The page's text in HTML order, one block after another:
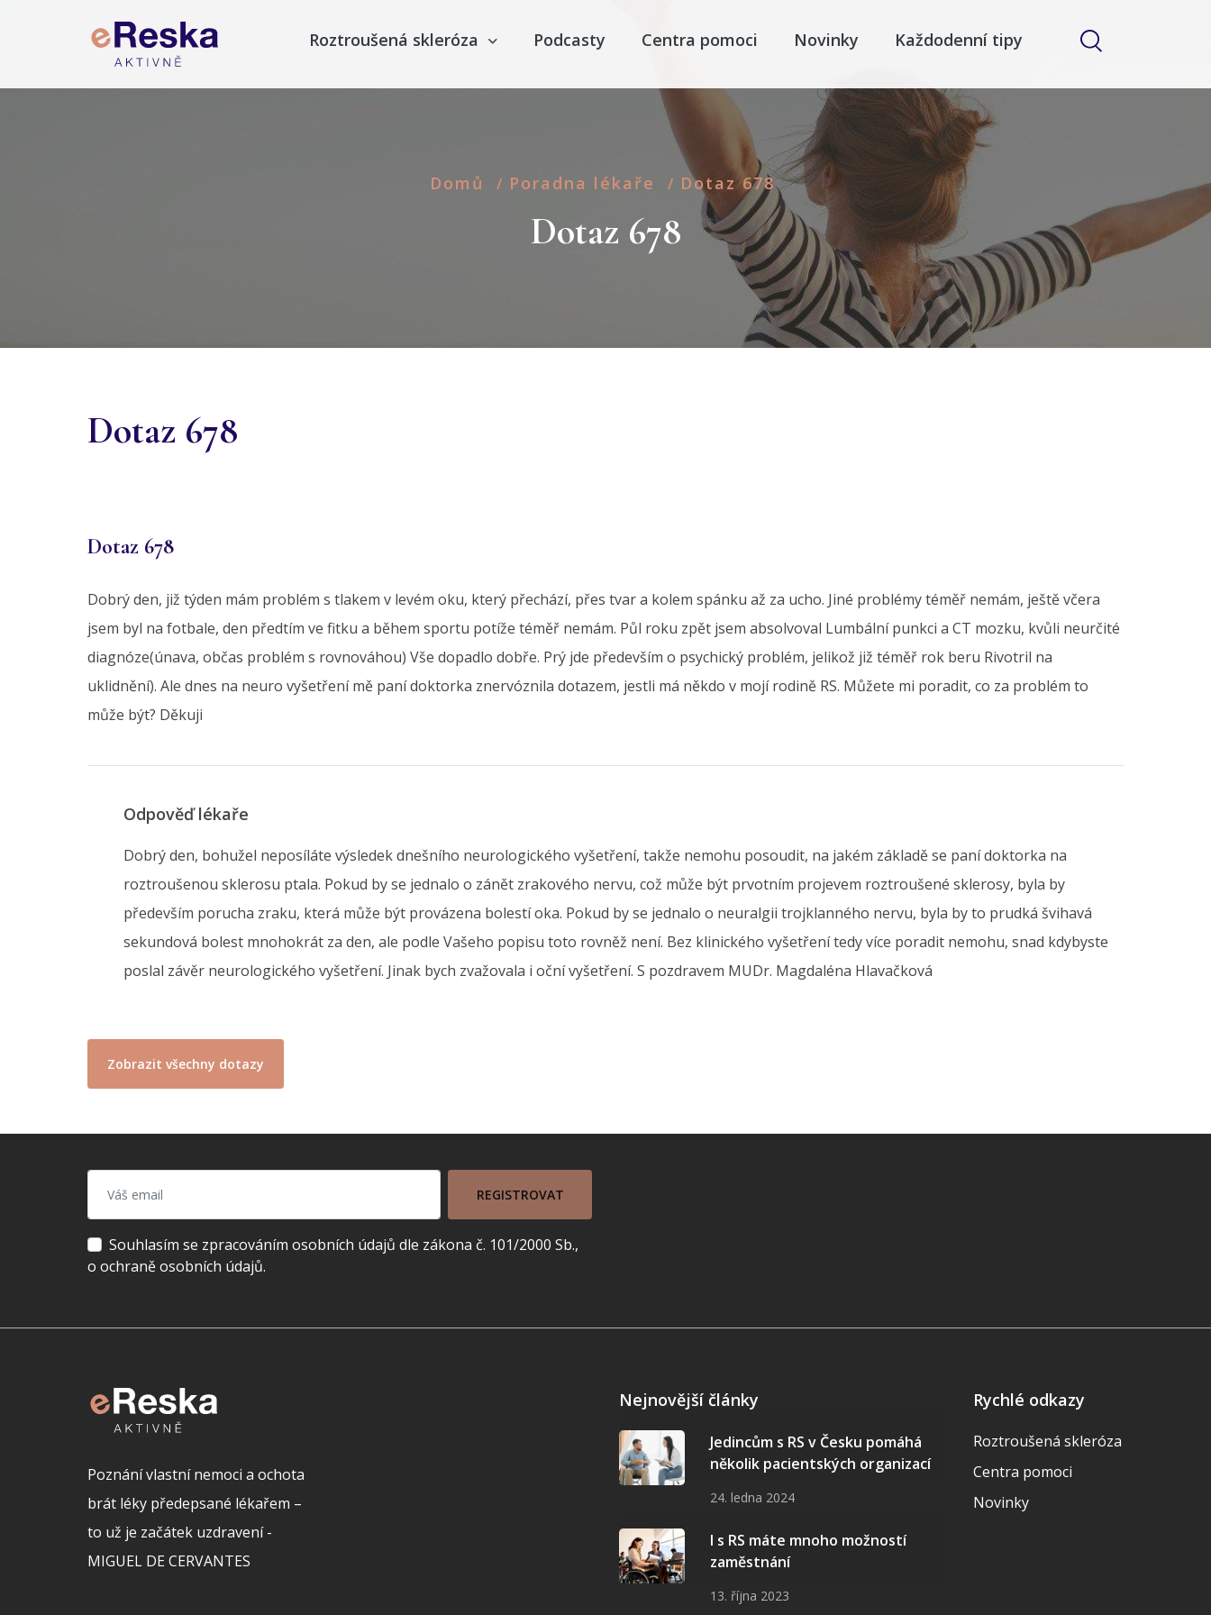
Roztroušená skleróza Podcasty Centra pomoci Novinky Každodenní tipy
Domů / Poradna lékaře / Dotaz 678
Dotaz 678
Dotaz 678
Dotaz 678
Dobrý den, již týden mám problém s tlakem v levém oku, který přechází, přes tvar a kolem spánku až za ucho. Jiné problémy téměř nemám, ještě včera
jsem byl na fotbale, den předtím ve fitku a během sportu potíže téměř nemám. Půl roku zpět jsem absolvoval Lumbální punkci a CT mozku, kvůli neurčité
diagnóze(únava, občas problém s rovnováhou) Vše dopadlo dobře. Prý jde především o psychický problém, jelikož již téměř rok beru Rivotril na
uklidnění). Ale dnes na neuro vyšetření mě paní doktorka znervóznila dotazem, jestli má někdo v mojí rodině RS. Můžete mi poradit, co za problém to
může být? Děkuji
Odpověď lékaře
Dobrý den, bohužel neposíláte výsledek dnešního neurologického vyšetření, takže nemohu posoudit, na jakém základě se paní doktorka na
roztroušenou sklerosu ptala. Pokud by se jednalo o zánět zrakového nervu, což může být prvotním projevem roztroušené sklerosy, byla by
především porucha zraku, která může být provázena bolestí oka. Pokud by se jednalo o neuralgii trojklanného nervu, byla by to prudká švihavá
sekundová bolest mnohokrát za den, ale podle Vašeho popisu toto rovněž není. Bez klinického vyšetření tedy více poradit nemohu, snad kdybyste
poslal závěr neurologického vyšetření. Jinak bych zvažovala i oční vyšetření. S pozdravem MUDr. Magdaléna Hlavačková
Zobrazit všechny dotazy
REGISTROVAT
Souhlasím se zpracováním osobních údajů dle zákona č. 101/2000 Sb.,
o ochraně osobních údajů.
Poznání vlastní nemoci a ochota
brát léky předepsané lékařem –
to už je začátek uzdravení -
MIGUEL DE CERVANTES
Nejnovější články
Jedincům s RS v Česku pomáhá
několik pacientských organizací
24. ledna 2024
I s RS máte mnoho možností
zaměstnání
13. října 2023
Rychlé odkazy
Roztroušená skleróza
Centra pomoci
Novinky